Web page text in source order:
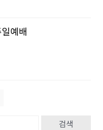
예배
검색